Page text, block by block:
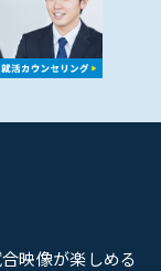
映像が楽しめる